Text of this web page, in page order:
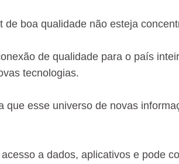
de boa qualidade não esteja
de qualidade para o país
tecnologias.
que esse universo de novas
a dados, aplicativos e pode